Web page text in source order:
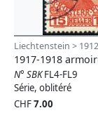
Liechtenstein >
1917-1918
N° SBKFL4-FL9
Série, oblitéré
CHF7.00